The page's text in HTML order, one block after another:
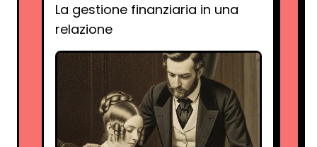
La gestione finanziaria in una
relazione